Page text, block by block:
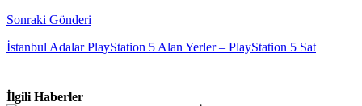
Sonraki Gönderi
İstanbul Adalar PlayStation 5 Alan Yerler – PlayStation 5 Sat
İlgili Haberler